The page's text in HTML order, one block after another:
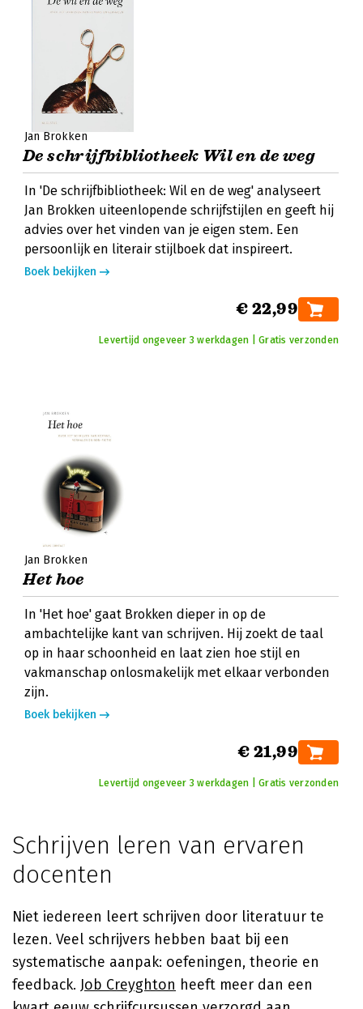
Jan Brokken
De schrijfbibliotheek Wil en de weg
In 'De schrijfbibliotheek: Wil en de weg' analyseert
Jan Brokken uiteenlopende schrijfstijlen en geeft hij
advies over het vinden van je eigen stem. Een
persoonlijk en literair stijlboek dat inspireert.
Boek bekijken
€ 22,99
Levertijd ongeveer 3 werkdagen | Gratis verzonden
Jan Brokken
Het hoe
In 'Het hoe' gaat Brokken dieper in op de
ambachtelijke kant van schrijven. Hij zoekt de taal
op in haar schoonheid en laat zien hoe stijl en
vakmanschap onlosmakelijk met elkaar verbonden
zijn.
Boek bekijken
€ 21,99
Levertijd ongeveer 3 werkdagen | Gratis verzonden
Schrijven leren van ervaren
docenten
Niet iedereen leert schrijven door literatuur te
lezen. Veel schrijvers hebben baat bij een
systematische aanpak: oefeningen, theorie en
feedback. Job Creyghton heeft meer dan een